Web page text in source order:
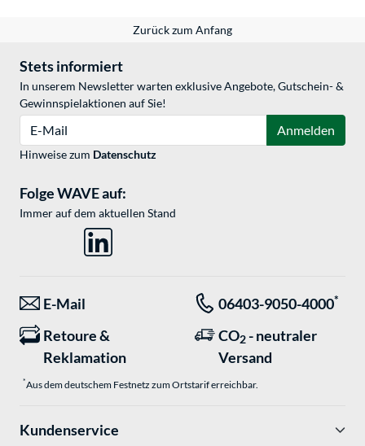
Zurück zum Anfang
Stets informiert
In unserem Newsletter warten exklusive Angebote, Gutschein- &
Gewinnspielaktionen auf Sie!
Anmelden
Hinweise zum Datenschutz
Folge WAVE auf:
Immer auf dem aktuellen Stand
E-Mail 06403-9050-4000*
Retoure &
Reklamation
CO2 - neutraler
Versand
*Aus dem deutschem Festnetz zum Ortstarif erreichbar.
Kundenservice